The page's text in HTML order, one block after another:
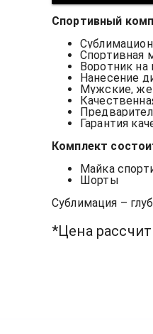
Спортивный
Спортивная
Воротник
Нанесение
Мужские,
Гарантия
Комплект
Майка
Шорты
Сублимация –
*Цена